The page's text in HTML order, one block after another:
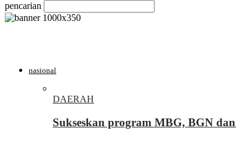
pencarian
nasional
DAERAH
Sukseskan program MBG, BGN